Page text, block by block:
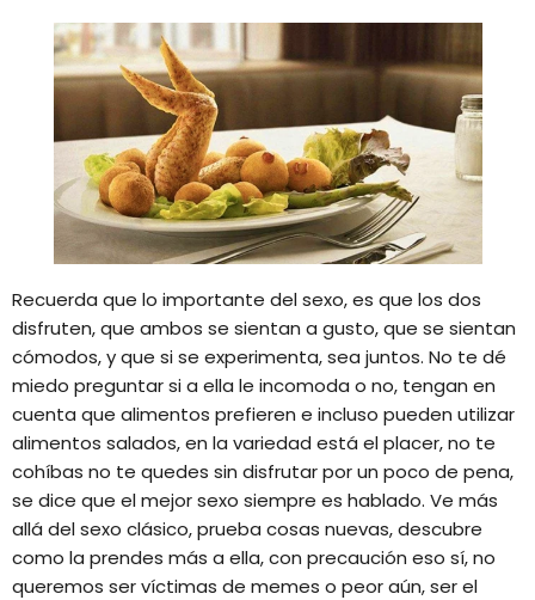
Recuerda que lo importante del sexo, es que los dos
disfruten, que ambos se sientan a gusto, que se sientan
cómodos, y que si se experimenta, sea juntos. No te dé
miedo preguntar si a ella le incomoda o no, tengan en
cuenta que alimentos prefieren e incluso pueden utilizar
alimentos salados, en la variedad está el placer, no te
cohíbas no te quedes sin disfrutar por un poco de pena,
se dice que el mejor sexo siempre es hablado. Ve más
allá del sexo clásico, prueba cosas nuevas, descubre
como la prendes más a ella, con precaución eso sí, no
queremos ser víctimas de memes o peor aún, ser el